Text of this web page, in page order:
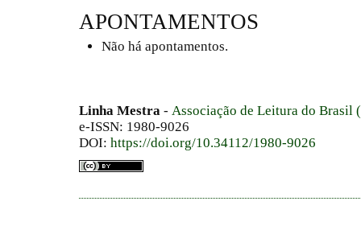
APONTAMENTOS
Não há apontamentos.
Linha Mestra - Associação de Leitura do Brasil
e-ISSN: 1980-9026
DOI: https://doi.org/10.34112/1980-9026